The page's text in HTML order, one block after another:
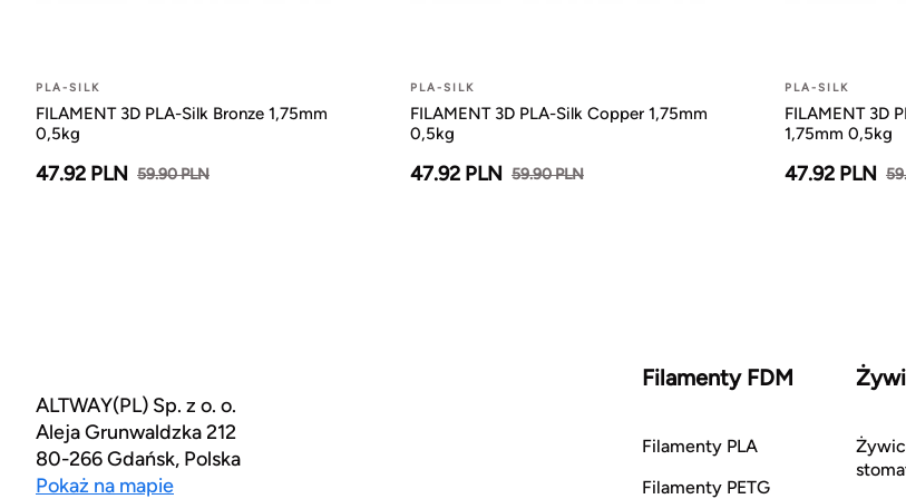
PLA-SILK
FILAMENT 3D PLA-Silk Bronze 1,75mm
0,5kg
47.92 PLN 59.90 PLN
PLA-SILK
FILAMENT 3D PLA-Silk Copper 1,75mm
0,5kg
47.92 PLN 59.90 PLN
PLA-SILK
FILAMENT 3D
1,75mm 0,5kg
47.92 PLN
ALTWAY(PL) Sp. z o. o.
Aleja Grunwaldzka 212
80-266 Gdańsk, Polska
Pokaż na mapie
Filamenty FDM
Filamenty PLA
Filamenty PETG